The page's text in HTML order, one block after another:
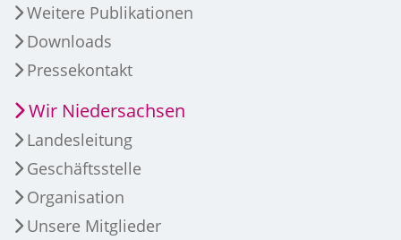
Weitere Publikationen
Downloads
Pressekontakt
Wir Niedersachsen
Landesleitung
Geschäftsstelle
Organisation
Unsere Mitglieder